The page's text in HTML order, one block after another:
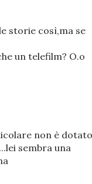
storie così,ma se
un telefilm? O.o
non è dotato
sembra una